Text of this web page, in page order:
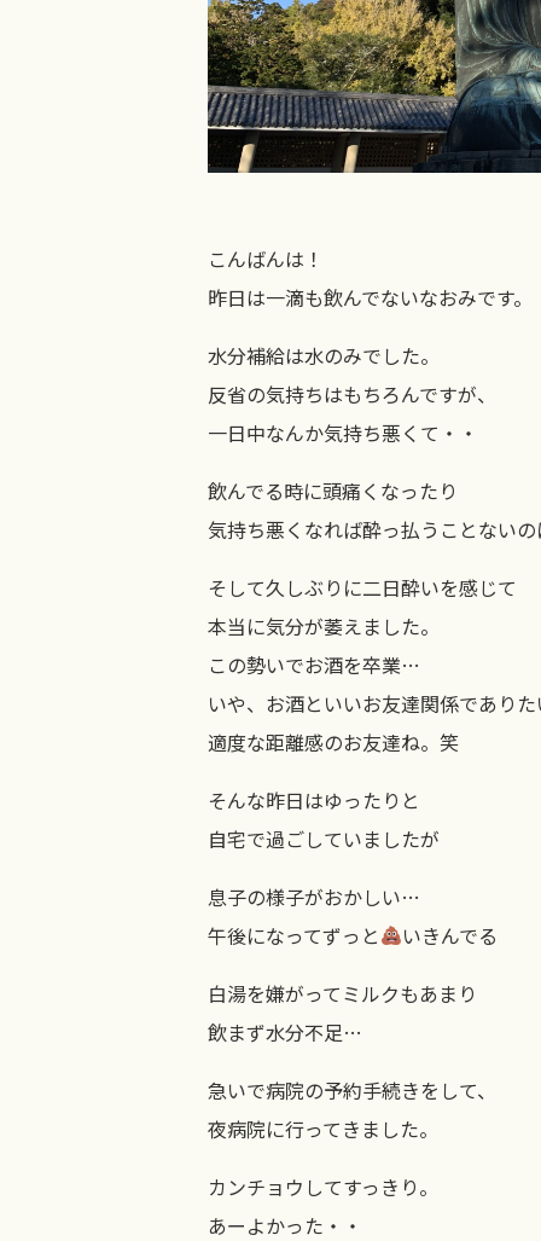
こんばんは！
昨日は一滴も飲んでないなおみです。
水分補給は水のみでした。
反省の気持ちはもちろんですが、
一日中なんか気持ち悪くて・・
飲んでる時に頭痛くなったり
気持ち悪くなれば酔っ払うことない
そして久しぶりに二日酔いを感じて
本当に気分が萎えました。
この勢いでお酒を卒業…
いや、お酒といいお友達関係であり
適度な距離感のお友達ね。笑
そんな昨日はゆったりと
自宅で過ごしていましたが
息子の様子がおかしい…
午後になってずっと
いきんでる
白湯を嫌がってミルクもあまり
飲まず水分不足…
急いで病院の予約手続きをして、
夜病院に行ってきました。
カンチョウしてすっきり。
あーよかった・・